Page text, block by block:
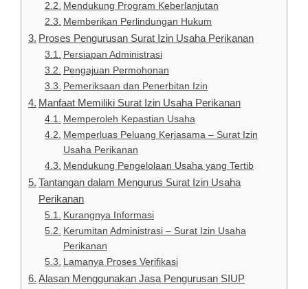
Mendukung Program Keberlanjutan
Memberikan Perlindungan Hukum
Proses Pengurusan Surat Izin Usaha Perikanan
Persiapan Administrasi
Pengajuan Permohonan
Pemeriksaan dan Penerbitan Izin
Manfaat Memiliki Surat Izin Usaha Perikanan
Memperoleh Kepastian Usaha
Memperluas Peluang Kerjasama – Surat Izin
Usaha Perikanan
Mendukung Pengelolaan Usaha yang Tertib
Tantangan dalam Mengurus Surat Izin Usaha
Perikanan
Kurangnya Informasi
Kerumitan Administrasi – Surat Izin Usaha
Perikanan
Lamanya Proses Verifikasi
Alasan Menggunakan Jasa Pengurusan SIUP